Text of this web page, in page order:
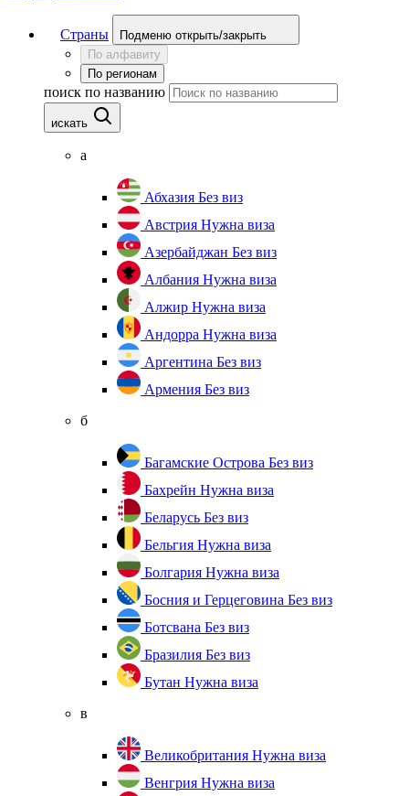
Страны
Подменю открыть/закрыть
По алфавиту
По регионам
поиск по названию
искать
а
Абхазия Без виз
Австрия Нужна виза
Азербайджан Без виз
Албания Нужна виза
Алжир Нужна виза
Андорра Нужна виза
Аргентина Без виз
Армения Без виз
б
Багамские Острова Без виз
Бахрейн Нужна виза
Беларусь Без виз
Бельгия Нужна виза
Болгария Нужна виза
Босния и Герцеговина Без виз
Ботсвана Без виз
Бразилия Без виз
Бутан Нужна виза
в
Великобритания Нужна виза
Венгрия Нужна виза